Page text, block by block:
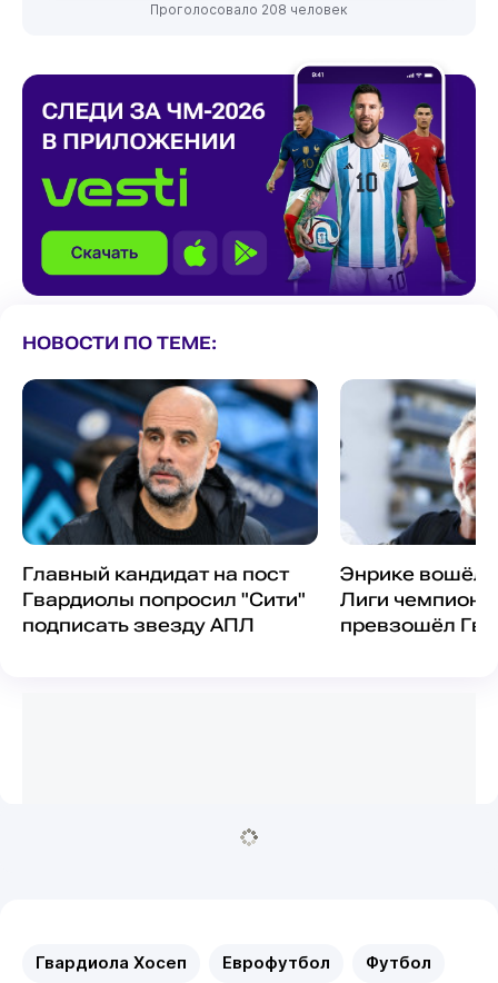
Проголосовало 208 человек
НОВОСТИ ПО ТЕМЕ:
Главный кандидат на пост
Гвардиолы попросил "Сити"
подписать звезду АПЛ
Энрике вошёл
Лиги
превзошёл
Гвардиола Хосеп Еврофутбол Футбол